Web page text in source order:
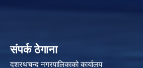
संपर्क ठेगाना
दशरथचन्द नगरपालिकाको कार्यालय